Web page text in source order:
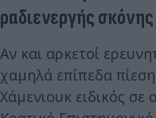
ραδιενεργής σκόνης
Αν και αρκετοί
χαμηλά επίπεδα
Χάμενιουκ ειδικός σε